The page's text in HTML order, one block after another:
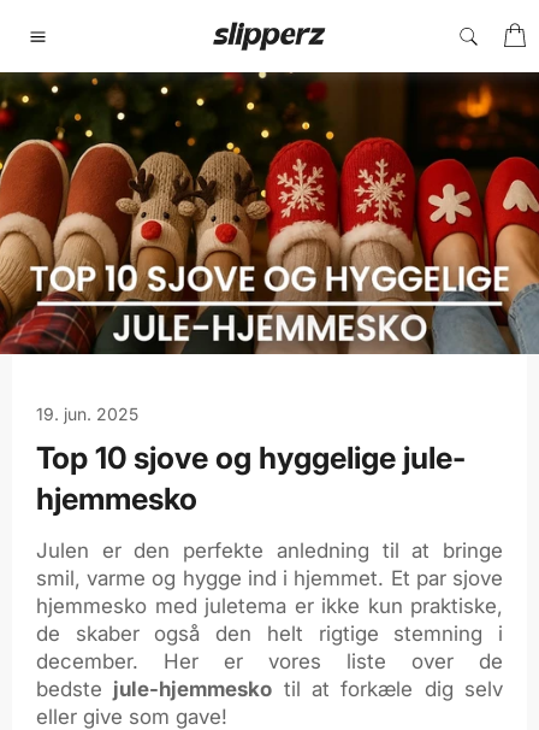
indhold
19. jun. 2025
Top 10 sjove og hyggelige jule-
hjemmesko
Julen er den perfekte anledning til at bringe
smil, varme og hygge ind i hjemmet. Et par sjove
hjemmesko med juletema er ikke kun praktiske,
de skaber også den helt rigtige stemning i
december. Her er vores liste over de
bedste jule-hjemmesko til at forkæle dig selv
eller give som gave!